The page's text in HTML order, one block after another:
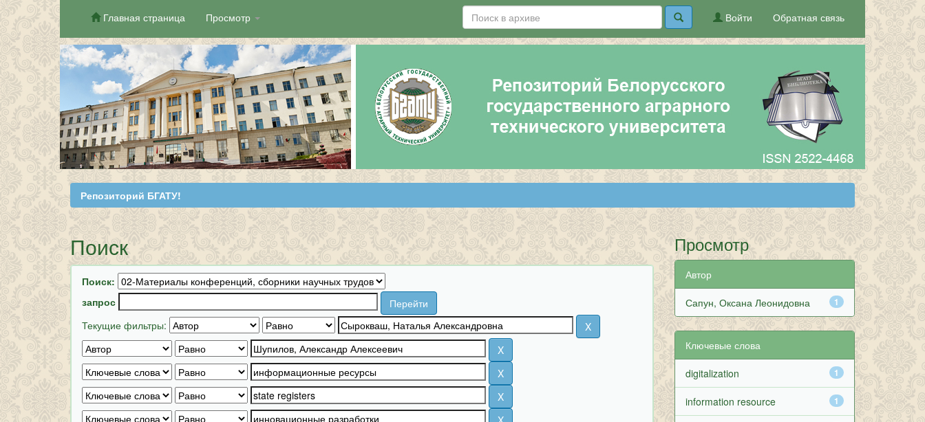
Skip
navigation
Главная страница Просмотр Обратная связь
Войти
Репозиторий БГАТУ!
Поиск
Поиск:
запрос
Текущие фильтры:
Просмотр
Автор
1
Сапун, Оксана Леонидовна
Ключевые слова
1
digitalization
1
information resource